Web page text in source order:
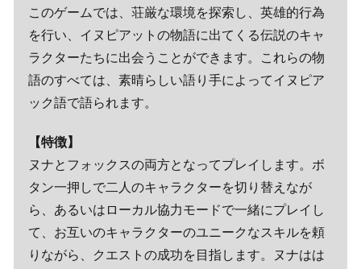
このゲームでは、荘厳な環境を探索し、英雄的行為
を行い、イヌピアットの物語に出てくる伝説のキャ
ラクターたちに出会うことができます。これらの物
語のすべては、素晴らしい語り手によってイヌピア
ック語で語られます。
【特徴】
ヌナとフォックスの両方となってプレイします。ボ
タン一押しで二人のキャラクターを切り替えなが
ら、あるいはローカル協力モードで一緒にプレイし
て、お互いのキャラクターのユニークなスキルを頼
りながら、クエストの成功を目指します。ヌナはは